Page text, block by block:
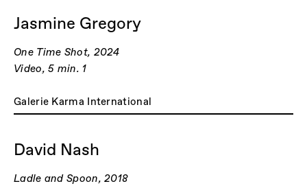
Jasmine Gregory
One Time Shot, 2024
Video, 5 min. 1
Galerie Karma International
David Nash
Ladle and Spoon, 2018